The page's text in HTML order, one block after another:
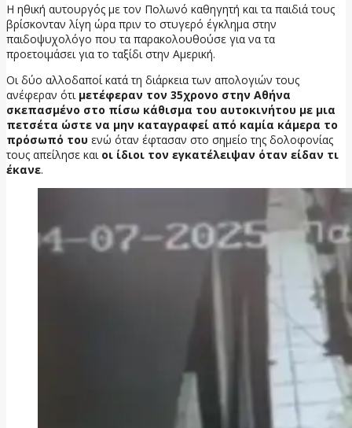
Η ηθική αυτουργός με τον Πολωνό καθηγητή και τα παιδιά τους
βρίσκονταν λίγη ώρα πριν το στυγερό έγκλημα στην
παιδοψυχολόγο που τα παρακολουθούσε για να τα
προετοιμάσει για το ταξίδι στην Αμερική.
Οι δύο αλλοδαποί κατά τη διάρκεια των απολογιών τους
ανέφεραν ότι μετέφεραν τον 35χρονο στην Αθήνα
σκεπασμένο στο πίσω κάθισμα του αυτοκινήτου με μια
πετσέτα ώστε να μην καταγραφεί από καμία κάμερα το
πρόσωπό του ενώ όταν έφτασαν στο σημείο της δολοφονίας
τους απείλησε και οι ίδιοι τον εγκατέλειψαν όταν είδαν τι
έκανε.